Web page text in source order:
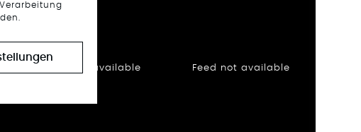
Feed not available Feed not available